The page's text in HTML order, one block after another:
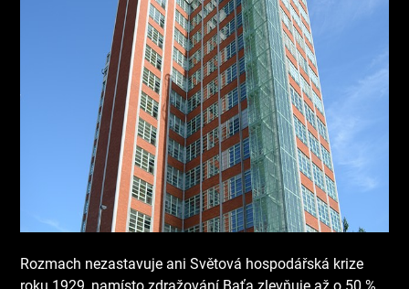
Rozmach nezastavuje ani Světová hospodářská krize